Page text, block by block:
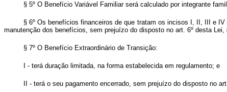
§ 5º O Benefício Variável Familiar será calculado por integrante
§ 6º Os benefícios financeiros de que tratam os incisos I, II, III e
manutenção dos benefícios, sem prejuízo do disposto no art. 6º desta
§ 7º O Benefício Extraordinário de Transição:
I - terá duração limitada, na forma estabelecida em regulamento; e
II - terá o seu pagamento encerrado, sem prejuízo do disposto no